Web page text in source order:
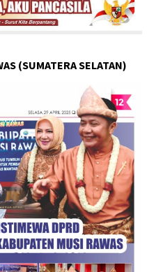
(SUMATERA SELATAN)